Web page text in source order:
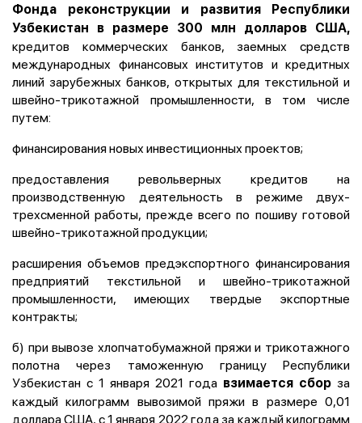
Фонда реконструкции и развития Республики
Узбекистан в размере 300 млн долларов США,
кредитов коммерческих банков, заемных средств
международных финансовых институтов и кредитных
линий зарубежных банков, открытых для текстильной и
швейно-трикотажной промышленности, в том числе
путем:
финансирования новых инвестиционных проектов;
предоставления револьверных кредитов на
производственную деятельность в режиме двух-
трехсменной работы, прежде всего по пошиву готовой
швейно-трикотажной продукции;
расширения объемов предэкспортного финансирования
предприятий текстильной и швейно-трикотажной
промышленности, имеющих твердые экспортные
контракты;
б) при вывозе хлопчатобумажной пряжи и трикотажного
полотна через таможенную границу Республики
Узбекистан с 1 января 2021 года взимается сбор за
каждый килограмм вывозимой пряжи в размере 0,01
доллара США, с 1 января 2022 года за каждый килограмм